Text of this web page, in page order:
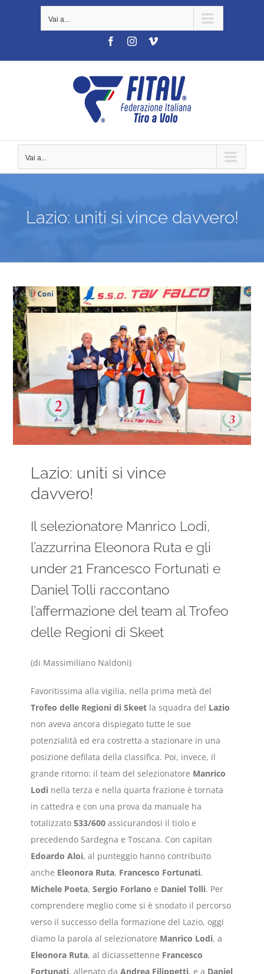
Vai a...
FacebookInstagramVimeo
Vai a...
Lazio: uniti si vince davvero!
Ingrandisci
immagine
Lazio: uniti si vince
davvero!
Il selezionatore Manrico Lodi,
l’azzurrina Eleonora Ruta e gli
under 21 Francesco Fortunati e
Daniel Tolli raccontano
l’affermazione del team al Trofeo
delle Regioni di Skeet
(di Massimiliano Naldoni)
Favoritissima alla vigilia, nella prima metà del
Trofeo delle Regioni di Skeet la squadra del Lazio
non aveva ancora dispiegato tutte le sue
potenzialità ed era costretta a stazionare in una
posizione defilata della classifica. Poi, invece, il
grande ritorno: il team del selezionatore Manrico
Lodi nella terza e nella quarta frazione è tornata
in cattedra e con una prova da manuale ha
totalizzato533/600 assicurandosi il tiolo e
precedendo Sardegna e Toscana. Con capitan
Edoardo Aloi, al punteggio hanno contribuito
anche Eleonora Ruta, Francesco Fortunati,
Michele Poeta,Sergio Forlanoe Daniel Tolli. Per
comprendere meglio come si è snodato il percorso
verso il successo della formazione del Lazio, oggi
diamo la parola al selezionatore Manrico Lodi, a
Eleonora Ruta, al diciassettenne Francesco
Fortunati, allenato daAndrea Filippetti, e a Daniel